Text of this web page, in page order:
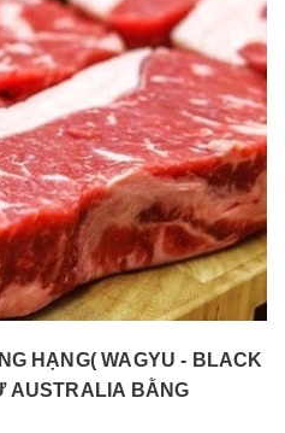
HẠNG( WAGYU - BLACK
AUSTRALIA BẰNG